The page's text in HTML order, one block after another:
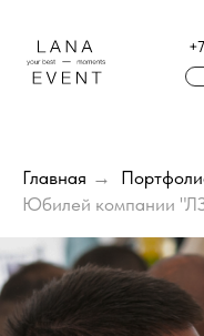
Главная →
Юбилей компании